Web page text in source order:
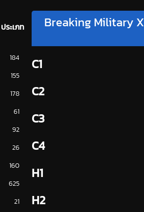
ประเภท
184
155
178
61
92
26
160
625
21
Breaking Military
C1
C2
C3
C4
H1
H2